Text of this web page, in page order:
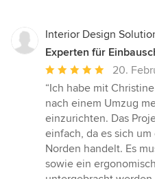
Interior Design
Experten für
Durchschnittliche
Bewertung:
5
von
5
Sternen
20.
“Ich habe mit
nach einem Umzug
einzurichten. Das
einfach, da es sich
Norden handelt. Es
sowie ein